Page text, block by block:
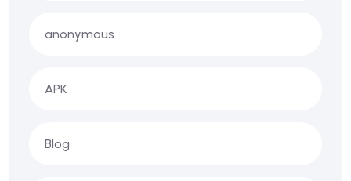
anonymous
APK
Blog